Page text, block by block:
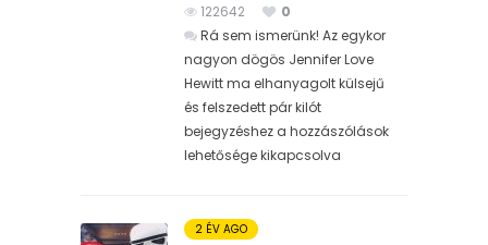
122642
0
Rá sem ismerünk! Az egykor
nagyon dögös Jennifer Love
Hewitt ma elhanyagolt külsejű
és felszedett pár kilót
bejegyzéshez a hozzászólások
lehetősége kikapcsolva
2 ÉV AGO